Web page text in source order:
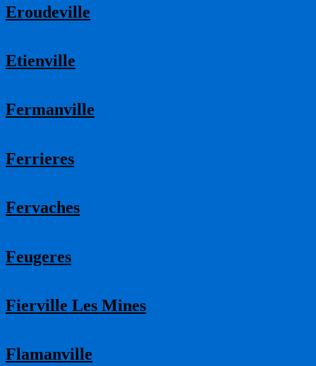
Eroudeville
Etienville
Fermanville
Ferrieres
Fervaches
Feugeres
Fierville Les Mines
Flamanville